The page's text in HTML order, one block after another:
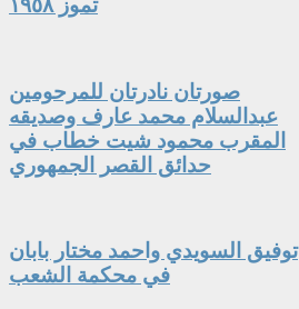
تموز ١٩٥٨
صورتان نادرتان للمرحومين
عبدالسلام محمد عارف وصديقه
المقرب محمود شيت خطاب في
حدائق القصر الجمهوري
توفيق السويدي واحمد مختار بابان
في محكمة الشعب